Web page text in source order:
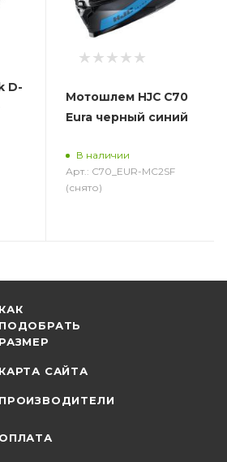
D-
Мотошлем HJC C70
Eura черный синий
В наличии
Арт.: C70_EUR-MC2SF
(снято)
КАК
ПОДОБРАТЬ
РАЗМЕР
КАРТА САЙТА
ПРОИЗВОДИТЕЛИ
ОПЛАТА